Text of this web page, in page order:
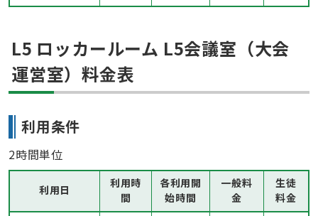
L5 ロッカールーム L5会議室（大会
運営室）料金表
利用条件
2時間単位
利用日
利用時
間
各利用開
始時間
一般料
金
生徒
料金